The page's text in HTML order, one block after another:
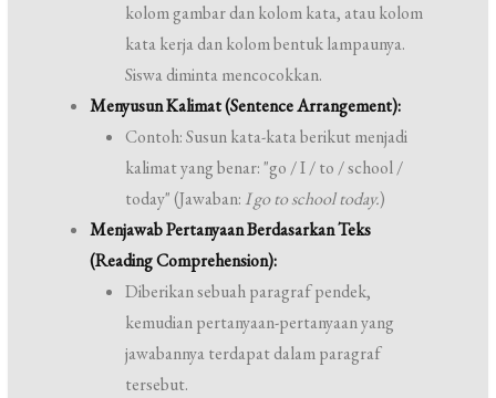
kolom gambar dan kolom kata, atau kolom
kata kerja dan kolom bentuk lampaunya.
Siswa diminta mencocokkan.
Menyusun Kalimat (Sentence Arrangement):
Contoh: Susun kata-kata berikut menjadi
kalimat yang benar: "go / I / to / school /
today" (Jawaban: I go to school today.)
Menjawab Pertanyaan Berdasarkan Teks
(Reading Comprehension):
Diberikan sebuah paragraf pendek,
kemudian pertanyaan-pertanyaan yang
jawabannya terdapat dalam paragraf
tersebut.